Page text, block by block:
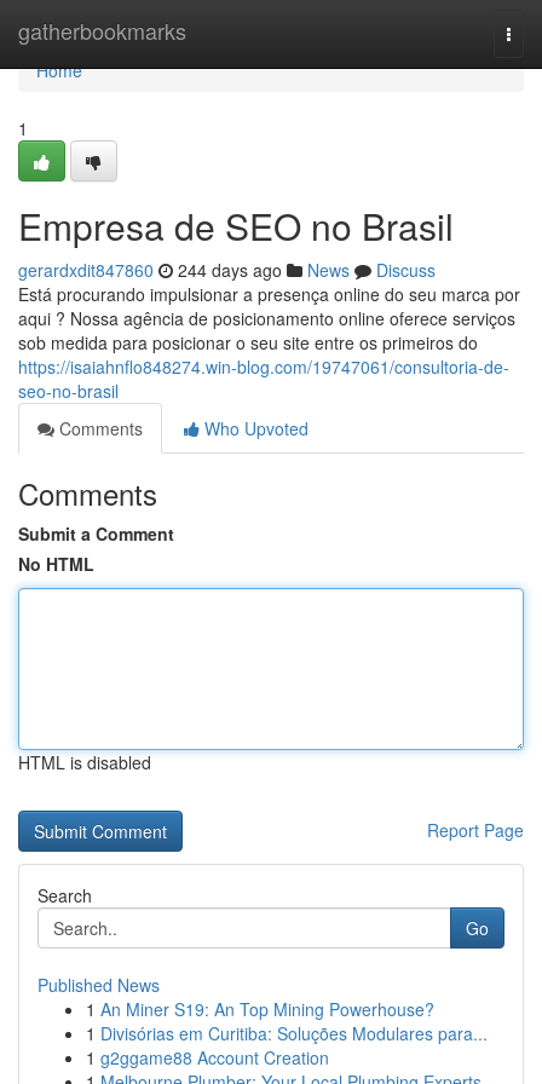
gatherbookmarks
Home
Home
1
Empresa de SEO no Brasil
gerardxdit847860 244 days ago News
Discuss
Está procurando impulsionar a presença online do seu marca por
aqui ? Nossa agência de posicionamento online oferece serviços
sob medida para posicionar o seu site entre os primeiros do
https://isaiahnflo848274.win-blog.com/19747061/consultoria-de-
seo-no-brasil
Comments
Who Upvoted
Comments
Submit a Comment
No HTML
HTML is disabled
Report Page
Search
Go
Published News
1 An Miner S19: An Top Mining Powerhouse?
1 Divisórias em Curitiba: Soluções Modulares para...
1 g2ggame88 Account Creation